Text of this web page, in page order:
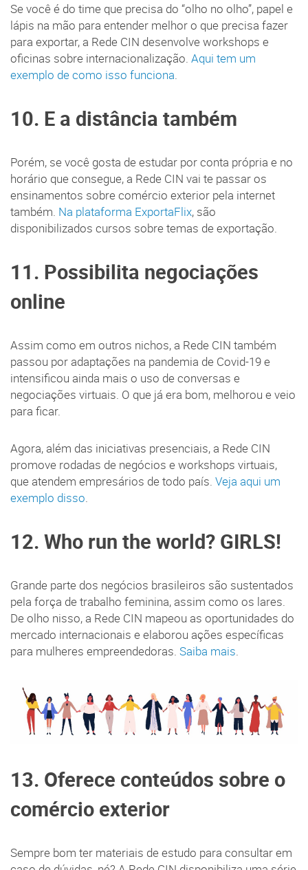
Se você é do time que precisa do “olho no olho”, papel e
lápis na mão para entender melhor o que precisa fazer
para exportar, a Rede CIN desenvolve workshops e
oficinas sobre internacionalização. Aqui tem um
exemplo de como isso funciona.
10. E a distância também
Porém, se você gosta de estudar por conta própria e no
horário que consegue, a Rede CIN vai te passar os
ensinamentos sobre comércio exterior pela internet
também. Na plataforma ExportaFlix, são
disponibilizados cursos sobre temas de exportação.
11. Possibilita negociações
online
Assim como em outros nichos, a Rede CIN também
passou por adaptações na pandemia de Covid-19 e
intensificou ainda mais o uso de conversas e
negociações virtuais. O que já era bom, melhorou e veio
para ficar.
Agora, além das iniciativas presenciais, a Rede CIN
promove rodadas de negócios e workshops virtuais,
que atendem empresários de todo país. Veja aqui um
exemplo disso.
12. Who run the world? GIRLS!
Grande parte dos negócios brasileiros são sustentados
pela força de trabalho feminina, assim como os lares.
De olho nisso, a Rede CIN mapeou as oportunidades do
mercado internacionais e elaborou ações específicas
para mulheres empreendedoras. Saiba mais.
13. Oferece conteúdos sobre o
comércio exterior
Sempre bom ter materiais de estudo para consultar em